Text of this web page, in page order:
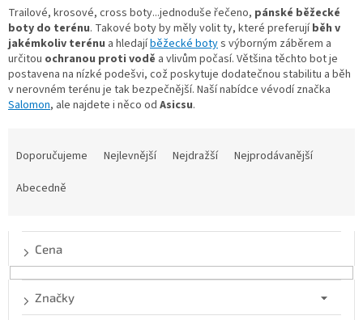
Trailové, krosové, cross boty...jednoduše řečeno, pánské běžecké
boty do terénu. Takové boty by měly volit ty, které preferujíběh v
jakémkoliv terénu a hledajíběžecké botys výborným záběrem a
určitou ochranou proti vodě a vlivům počasí. Většina těchto bot je
postavena na nízké podešvi, což poskytuje dodatečnou stabilitu a běh
v nerovném terénu je tak bezpečnější. Naší nabídce vévodí značka
Salomon, ale najdete i něco od Asicsu.
o
Doporučujeme Nejlevnější Nejdražší
Nejprodávanější
Abecedně
Cena
Značky